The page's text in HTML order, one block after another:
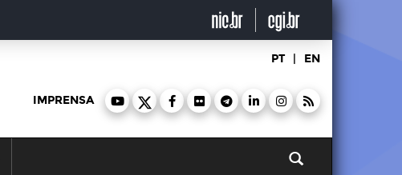
PT | EN
IMPRENSA